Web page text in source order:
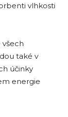
vlhkosti
všech
také v
účinky
energie